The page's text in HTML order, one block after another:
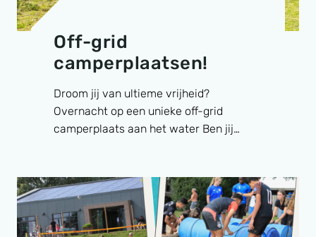
Off-grid
camperplaatsen!
Droom jij van ultieme vrijheid?
Overnacht op een unieke off-grid
camperplaats aan het water Ben jij…